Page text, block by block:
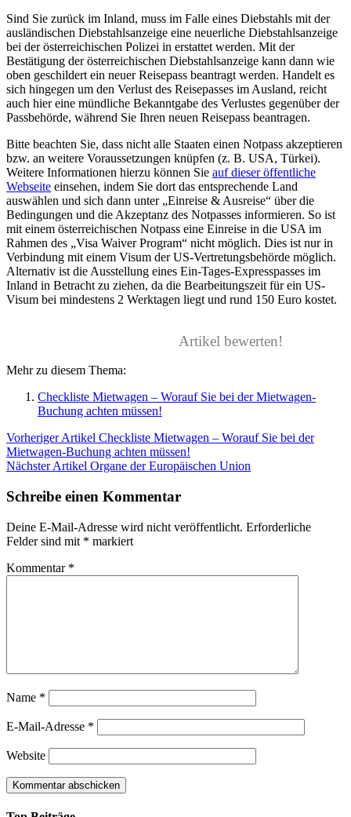
Sind Sie zurück im Inland, muss im Falle eines Diebstahls mit der
ausländischen Diebstahlsanzeige eine neuerliche Diebstahlsanzeige
bei der österreichischen Polizei in erstattet werden. Mit der
Bestätigung der österreichischen Diebstahlsanzeige kann dann wie
oben geschildert ein neuer Reisepass beantragt werden. Handelt es
sich hingegen um den Verlust des Reisepasses im Ausland, reicht
auch hier eine mündliche Bekanntgabe des Verlustes gegenüber der
Passbehörde, während Sie Ihren neuen Reisepass beantragen.
Bitte beachten Sie, dass nicht alle Staaten einen Notpass akzeptieren
bzw. an weitere Voraussetzungen knüpfen (z. B. USA, Türkei).
Weitere Informationen hierzu können Sie auf dieser öffentliche
Webseite einsehen, indem Sie dort das entsprechende Land
auswählen und sich dann unter „Einreise & Ausreise“ über die
Bedingungen und die Akzeptanz des Notpasses informieren. So ist
mit einem österreichischen Notpass eine Einreise in die USA im
Rahmen des „Visa Waiver Program“ nicht möglich. Dies ist nur in
Verbindung mit einem Visum der US-Vertretungsbehörde möglich.
Alternativ ist die Ausstellung eines Ein-Tages-Expresspasses im
Inland in Betracht zu ziehen, da die Bearbeitungszeit für ein US-
Visum bei mindestens 2 Werktagen liegt und rund 150 Euro kostet.
Artikel bewerten!
Mehr zu diesem Thema:
Checkliste Mietwagen – Worauf Sie bei der Mietwagen-
Buchung achten müssen!
Vorheriger Artikel Checkliste Mietwagen – Worauf Sie bei der
Mietwagen-Buchung achten müssen!
Nächster Artikel Organe der Europäischen Union
Schreibe einen Kommentar
Deine E-Mail-Adresse wird nicht veröffentlicht. Erforderliche
Felder sind mit * markiert
Kommentar *
Name *
E-Mail-Adresse *
Website